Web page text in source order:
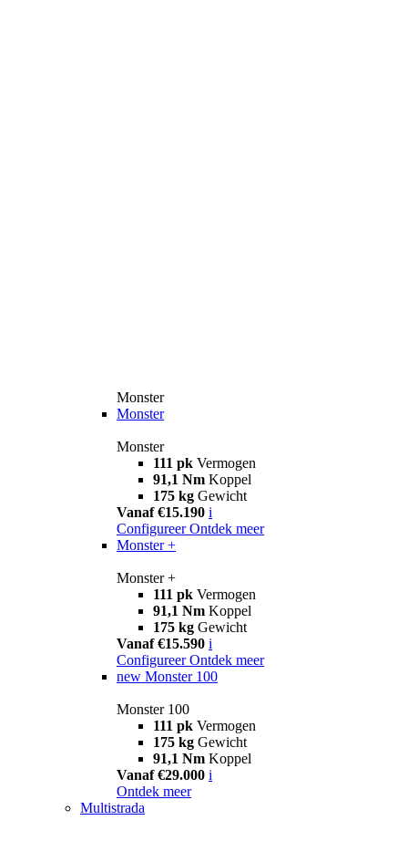
Monster
Monster
Monster
111 pk Vermogen
91,1 Nm Koppel
175 kg Gewicht
Vanaf €15.190 i
Configureer Ontdek meer
Monster +
Monster +
111 pk Vermogen
91,1 Nm Koppel
175 kg Gewicht
Vanaf €15.590 i
Configureer Ontdek meer
new Monster 100
Monster 100
111 pk Vermogen
175 kg Gewicht
91,1 Nm Koppel
Vanaf €29.000 i
Ontdek meer
Multistrada